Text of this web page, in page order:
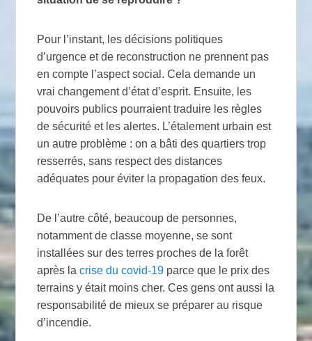
Pour l’instant, les décisions politiques
d’urgence et de reconstruction ne prennent pas
en compte l’aspect social. Cela demande un
vrai changement d’état d’esprit. Ensuite, les
pouvoirs publics pourraient traduire les règles
de sécurité et les alertes. L’étalement urbain est
un autre problème : on a bâti des quartiers trop
resserrés, sans respect des distances
adéquates pour éviter la propagation des feux.
De l’autre côté, beaucoup de personnes,
notamment de classe moyenne, se sont
installées sur des terres proches de la forêt
après lacrise du covid-19 parce que le prix des
terrains y était moins cher. Ces gens ont aussi la
responsabilité de mieux se préparer au risque
d’incendie.